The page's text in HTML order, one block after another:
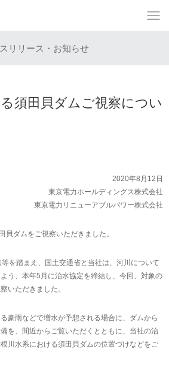
リリース・お知らせ
須田貝ダムご視察につい
2020年8月12日
東京電力ホールディングス株式会社
東京電力リニューアブルパワー株式会社
ダムをご視察いただきました。
を踏まえ、国土交通省と当社は、河川について
う、本年5月に治水協定を締結し、今回、対象の
いただきました。
豪雨などで増水が予想される場合に、ダムから
を、間近からご覧いただくとともに、当社の治
川水系における須田貝ダムの位置づけなどをご